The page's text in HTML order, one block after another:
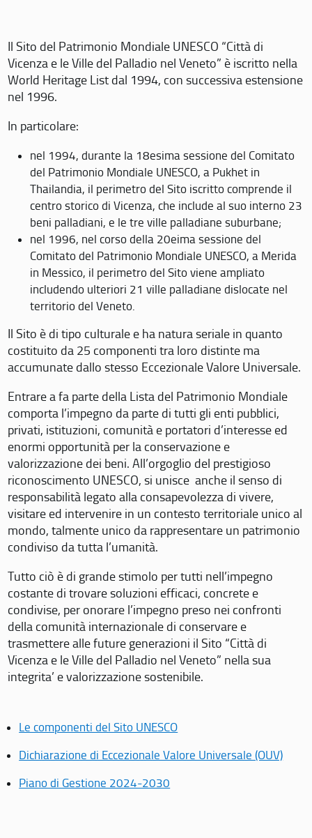
Il Sito del Patrimonio Mondiale UNESCO “Città di
Vicenza e le Ville del Palladio nel Veneto” è iscritto nella
World Heritage List dal 1994, con successiva estensione
nel 1996.
In particolare:
nel 1994, durante la 18esima sessione del Comitato
del Patrimonio Mondiale UNESCO, a Pukhet in
Thailandia, il perimetro del Sito iscritto comprende il
centro storico di Vicenza, che include al suo interno 23
beni palladiani, e le tre ville palladiane suburbane;
nel 1996, nel corso della 20eima sessione del
Comitato del Patrimonio Mondiale UNESCO, a Merida
in Messico, il perimetro del Sito viene ampliato
includendo ulteriori 21 ville palladiane dislocate nel
territorio del Veneto.
Il Sito è di tipo culturale e ha natura seriale in quanto
costituito da 25 componenti tra loro distinte ma
accumunate dallo stesso Eccezionale Valore Universale.
Entrare a fa parte della Lista del Patrimonio Mondiale
comporta l’impegno da parte di tutti gli enti pubblici,
privati, istituzioni, comunità e portatori d’interesse ed
enormi opportunità per la conservazione e
valorizzazione dei beni. All’orgoglio del prestigioso
riconoscimento UNESCO, si unisce anche il senso di
responsabilità legato alla consapevolezza di vivere,
visitare ed intervenire in un contesto territoriale unico al
mondo, talmente unico da rappresentare un patrimonio
condiviso da tutta l’umanità.
Tutto ciò è di grande stimolo per tutti nell’impegno
costante di trovare soluzioni efficaci, concrete e
condivise, per onorare l’impegno preso nei confronti
della comunità internazionale di conservare e
trasmettere alle future generazioni il Sito “Città di
Vicenza e le Ville del Palladio nel Veneto” nella sua
integrita’ e valorizzazione sostenibile.
Le componenti del Sito UNESCO
Dichiarazione di Eccezionale Valore Universale (OUV)
Piano di Gestione 2024-2030